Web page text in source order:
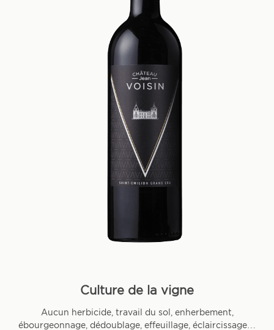
Culture de la vigne
Aucun herbicide, travail du sol, enherbement,
ébourgeonnage, dédoublage, effeuillage, éclaircissage…